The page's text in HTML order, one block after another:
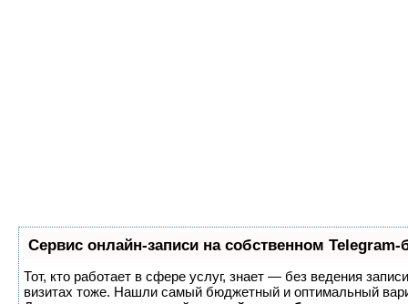
Сервис онлайн-записи на собственном Telegram-
Тот, кто работает в сфере услуг, знает — без ведения
визитах тоже. Нашли самый бюджетный и оптимальный